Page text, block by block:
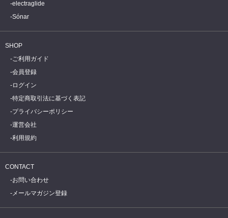
electraglide
Sónar
SHOP
ご利用ガイド
会員登録
ログイン
特定商取引法に基づく表記
プライバシーポリシー
運営会社
利用規約
CONTACT
お問い合わせ
メールマガジン登録